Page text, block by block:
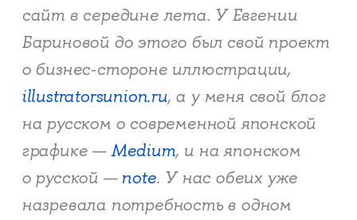
сайт в середине лета. У Евгении
Бариновой до этого был свой проект
о бизнес-стороне иллюстрации,
illustratorsunion.ru, а у меня свой блог
на русском о современной японской
графике —Medium, и на японском
о русской — note. У нас обеих уже
назревала потребность в одном